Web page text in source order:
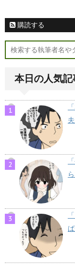
購読する
本日の人気